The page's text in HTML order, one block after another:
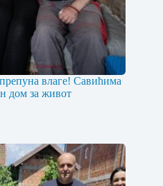
влаге! Савићима
дом за живот